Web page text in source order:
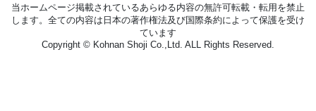
当ホームページ掲載されているあらゆる内容の無許可転載・転用を禁止
します。全ての内容は日本の著作権法及び国際条約によって保護を受け
ています
Copyright © Kohnan Shoji Co.,Ltd. ALL Rights Reserved.